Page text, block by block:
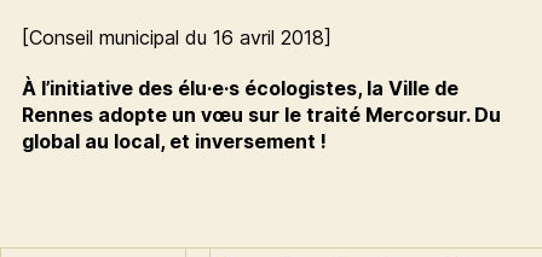
[Conseil municipal du 16 avril 2018]
À l’initiative des élu·e·s écologistes, la Ville de
Rennes adopte un vœu sur le traité Mercorsur. Du
global au local, et inversement !